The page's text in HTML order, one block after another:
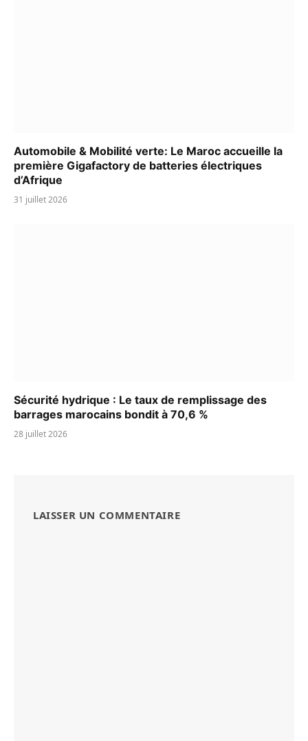
Automobile & Mobilité verte: Le Maroc accueille la
première Gigafactory de batteries électriques
d’Afrique
31 juillet 2026
Sécurité hydrique : Le taux de remplissage des
barrages marocains bondit à 70,6 %
28 juillet 2026
LAISSER UN COMMENTAIRE